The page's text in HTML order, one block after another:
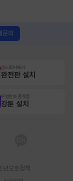
문의
원스토어에서
완전판 설치
무협만화 플랫폼
강툰 설치
년보호정책